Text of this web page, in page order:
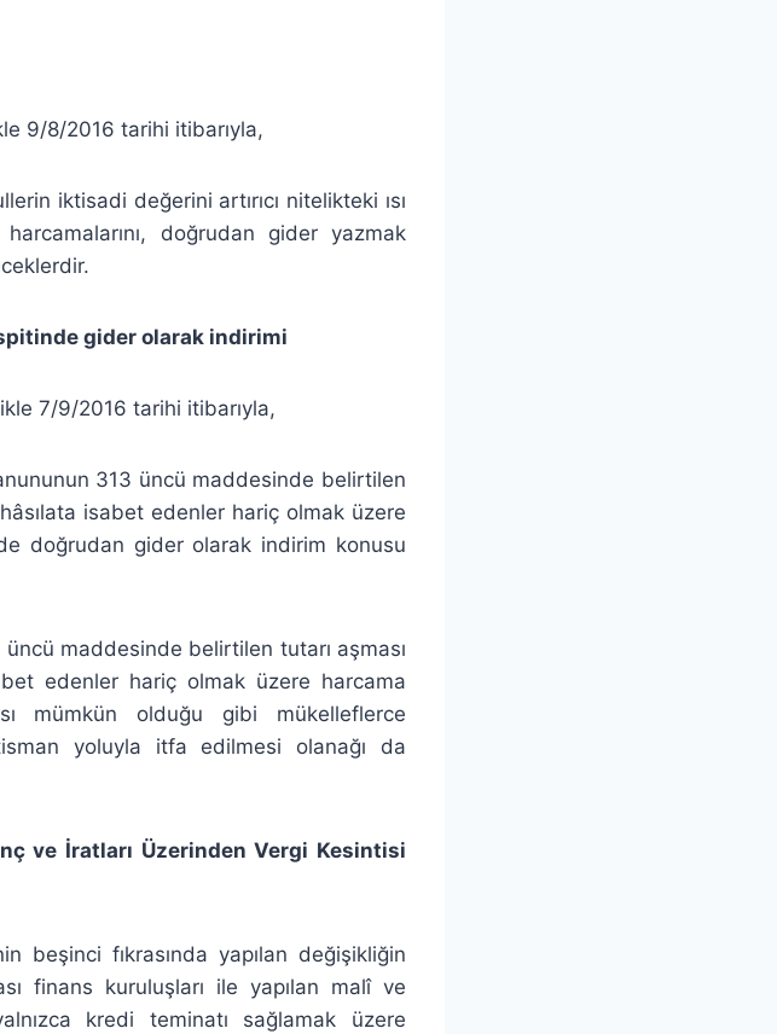
9/8/2016 tarihi itibarıyla,
iktisadi değerini artırıcı nitelikteki ısı
doğrudan gider yazmak
gider olarak indirimi
7/9/2016 tarihi itibarıyla,
313 üncü maddesinde belirtilen
isabet edenler hariç olmak üzere
doğrudan gider olarak indirim konusu
üncü maddesinde belirtilen tutarı aşması
edenler hariç olmak üzere harcama
mümkün olduğu gibi mükelleflerce
yoluyla itfa edilmesi olanağı da
ve İratları Üzerinden Vergi Kesintisi
beşinci fıkrasında yapılan değişikliğin
finans kuruluşları ile yapılan malî ve
kredi teminatı sağlamak üzere